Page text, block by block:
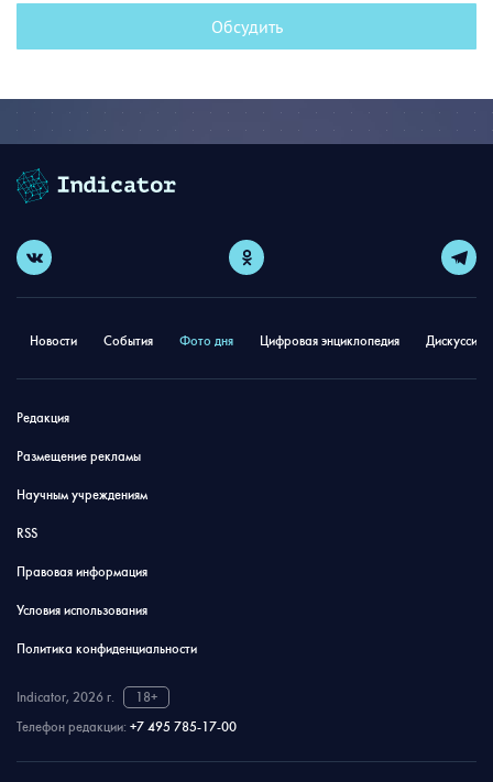
Обсудить
Новости События Фото дня Цифровая энциклопедия
Редакция
Размещение рекламы
Научным учреждениям
RSS
Правовая информация
Условия использования
Политика конфиденциальности
Indicator, 2026 г.
18+
Телефон редакции: +7 495 785-17-00